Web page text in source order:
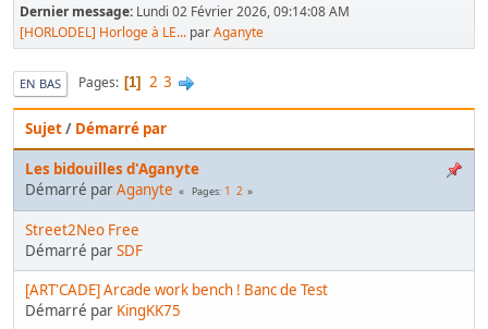
Dernier message: Lundi 02 Février 2026, 09:14:08 AM
[HORLODEL] Horloge à LE... parAganyte
EN BAS Pages 1 2 3
Sujet/ Démarré par
Les bidouilles d'Aganyte
Démarré parAganyte Pages 1 2
Street2Neo Free
Démarré parSDF
[ART'CADE] Arcade work bench ! Banc de Test
Démarré par KingKK75